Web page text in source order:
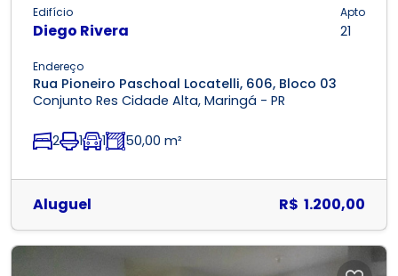
Edifício
Diego Rivera
Apto
21
Endereço
Rua Pioneiro Paschoal Locatelli, 606, Bloco 03
Conjunto Res Cidade Alta, Maringá - PR
2 1 1 50,00 m²
Aluguel R$ 1.200,00